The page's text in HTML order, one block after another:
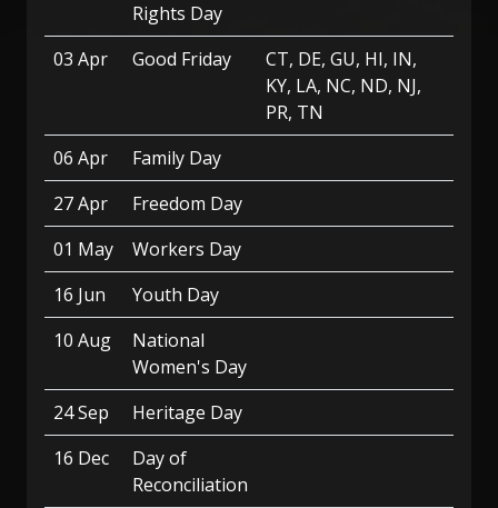
Rights Day
03 Apr
Good Friday
CT, DE, GU, HI, IN,
KY, LA, NC, ND, NJ,
PR, TN
06 Apr
Family Day
27 Apr
Freedom Day
01 May
Workers Day
16 Jun
Youth Day
10 Aug
National
Women's Day
24 Sep
Heritage Day
16 Dec
Day of
Reconciliation